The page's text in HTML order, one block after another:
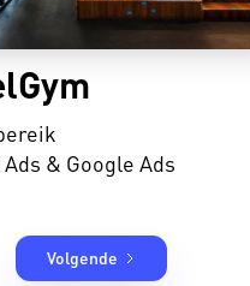
& Google Ads
Volgende